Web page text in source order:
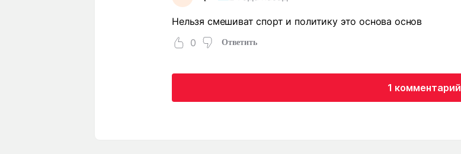
Нельзя смешиват спорт и политику это основа основ
0
Ответить
1 комментарий